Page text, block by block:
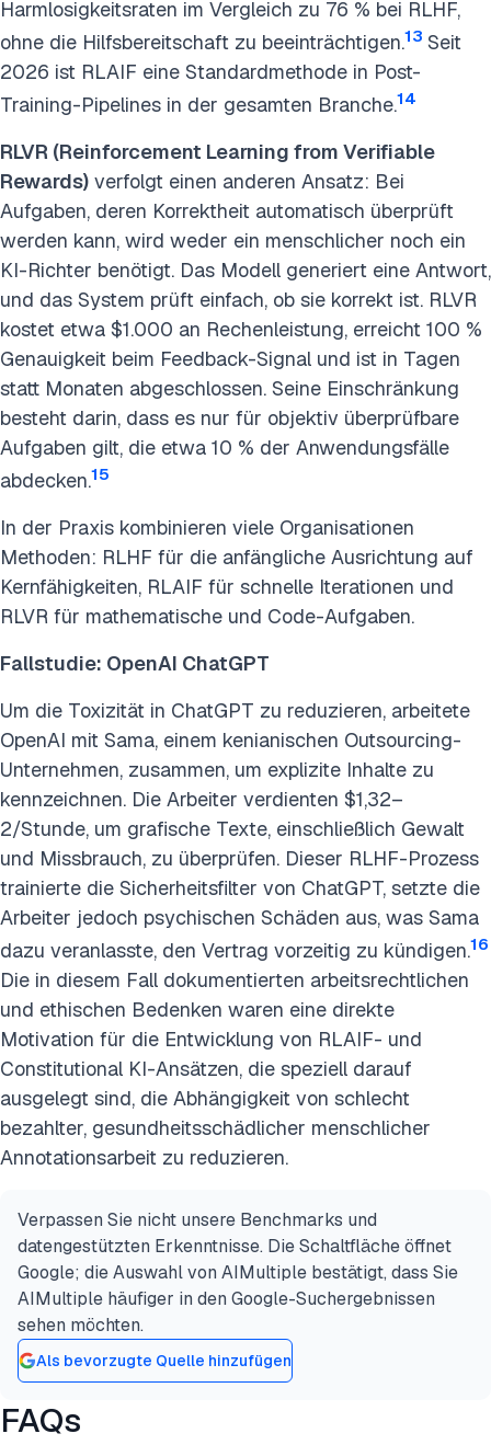
Harmlosigkeitsraten im Vergleich zu 76 % bei RLHF,
ohne die Hilfsbereitschaft zu beeinträchtigen.13 Seit
2026 ist RLAIF eine Standardmethode in Post-
Training-Pipelines in der gesamten Branche.14
RLVR (Reinforcement Learning from Verifiable
Rewards) verfolgt einen anderen Ansatz: Bei
Aufgaben, deren Korrektheit automatisch überprüft
werden kann, wird weder ein menschlicher noch ein
KI-Richter benötigt. Das Modell generiert eine Antwort,
und das System prüft einfach, ob sie korrekt ist. RLVR
kostet etwa $1.000 an Rechenleistung, erreicht 100 %
Genauigkeit beim Feedback-Signal und ist in Tagen
statt Monaten abgeschlossen. Seine Einschränkung
besteht darin, dass es nur für objektiv überprüfbare
Aufgaben gilt, die etwa 10 % der Anwendungsfälle
abdecken.15
In der Praxis kombinieren viele Organisationen
Methoden: RLHF für die anfängliche Ausrichtung auf
Kernfähigkeiten, RLAIF für schnelle Iterationen und
RLVR für mathematische und Code-Aufgaben.
Fallstudie: OpenAI ChatGPT
Um die Toxizität in ChatGPT zu reduzieren, arbeitete
OpenAI mit Sama, einem kenianischen Outsourcing-
Unternehmen, zusammen, um explizite Inhalte zu
kennzeichnen. Die Arbeiter verdienten $1,32–
2/Stunde, um grafische Texte, einschließlich Gewalt
und Missbrauch, zu überprüfen. Dieser RLHF-Prozess
trainierte die Sicherheitsfilter von ChatGPT, setzte die
Arbeiter jedoch psychischen Schäden aus, was Sama
dazu veranlasste, den Vertrag vorzeitig zu kündigen.16
Die in diesem Fall dokumentierten arbeitsrechtlichen
und ethischen Bedenken waren eine direkte
Motivation für die Entwicklung von RLAIF- und
Constitutional KI-Ansätzen, die speziell darauf
ausgelegt sind, die Abhängigkeit von schlecht
bezahlter, gesundheitsschädlicher menschlicher
Annotationsarbeit zu reduzieren.
Verpassen Sie nicht unsere Benchmarks und
datengestützten Erkenntnisse. Die Schaltfläche öffnet
Google; die Auswahl von AIMultiple bestätigt, dass Sie
AIMultiple häufiger in den Google-Suchergebnissen
sehen möchten.
Als bevorzugte Quelle hinzufügen
FAQs